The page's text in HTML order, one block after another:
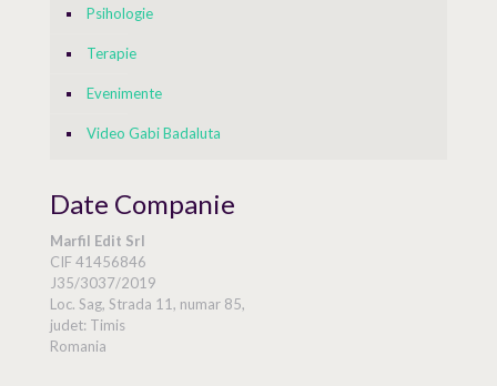
Psihologie
Terapie
Evenimente
Video Gabi Badaluta
Date Companie
Marfil Edit Srl
CIF 41456846
J35/3037/2019
Loc. Sag, Strada 11, numar 85,
judet: Timis
Romania